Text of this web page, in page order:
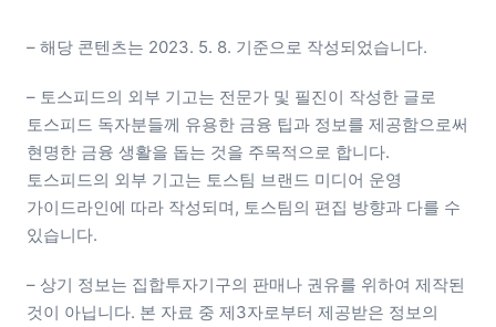
– 해당 콘텐츠는 2023. 5. 8. 기준으로 작성되었습니다.
– 토스피드의 외부 기고는 전문가 및 필진이 작성한 글로
토스피드 독자분들께 유용한 금융 팁과 정보를 제공함으로써
현명한 금융 생활을 돕는 것을 주목적으로 합니다.
토스피드의 외부 기고는 토스팀 브랜드 미디어 운영
가이드라인에 따라 작성되며, 토스팀의 편집 방향과 다를 수
있습니다.
– 상기 정보는 집합투자기구의 판매나 권유를 위하여 제작된
것이 아닙니다. 본 자료 중 제3자로부터 제공받은 정보의